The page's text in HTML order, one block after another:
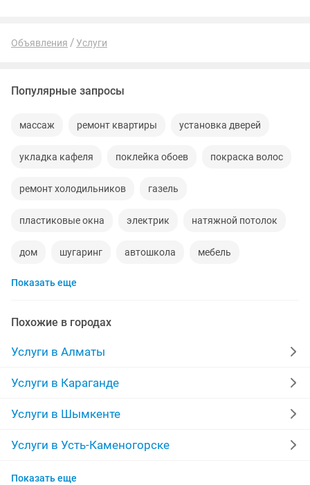
Объявления Услуги
Популярные запросы
массаж ремонт квартиры установка дверей
укладка кафеля поклейка обоев покраска волос
ремонт холодильников газель
пластиковые окна электрик натяжной потолок
дом шугаринг автошкола мебель
ремонт телевизоров
мебель на заказ
уколы на дому вывоз мусора
москитные сетки
ремонт стиральных машин диван
грузоперевозки газель
Показать еще
Похожие в городах
Услуги в Алматы
Услуги в Караганде
Услуги в Шымкенте
Услуги в Усть-Каменогорске
Услуги в Актобе
Показать еще